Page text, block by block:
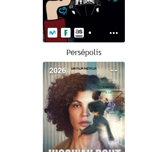
Persépolis
--
2026